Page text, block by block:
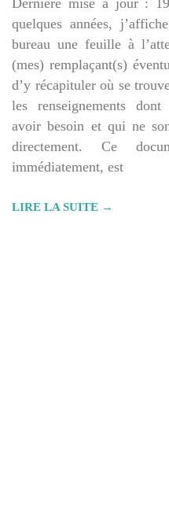
Dernière mise à jour :
quelques années,
bureau une feuille à
(mes) remplaçant(s)
d’y récapituler où se
les renseignements
avoir besoin et qui ne
directement. Ce
immédiatement, est
LIRE LA SUITE →